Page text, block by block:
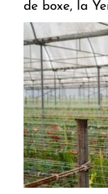
de boxe, la